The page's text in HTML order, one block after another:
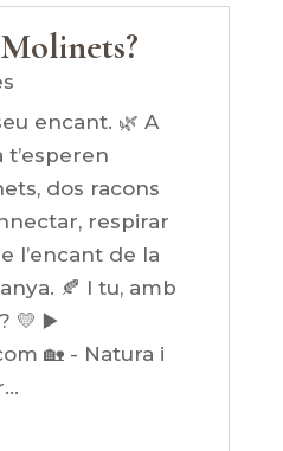
encant. 🌿 A
t’esperen
dos racons
respirar
l’encant de la
🍂 I tu, amb
💛 ▶️
🏡 - Natura i